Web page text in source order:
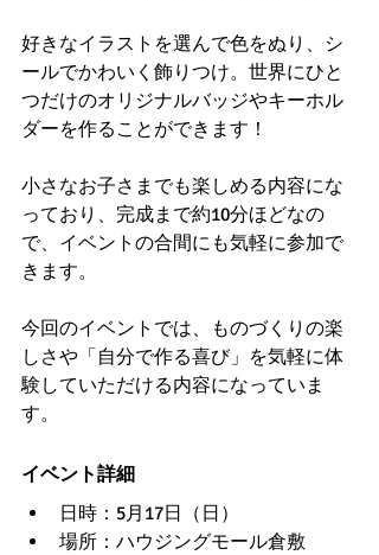
好きなイラストを選んで色をぬり、シ
ールでかわいく飾りつけ。世界にひと
つだけのオリジナルバッジやキーホル
ダーを作ることができます！
小さなお子さまでも楽しめる内容にな
っており、完成まで約10分ほどなの
で、イベントの合間にも気軽に参加で
きます。
今回のイベントでは、ものづくりの楽
しさや「自分で作る喜び」を気軽に体
験していただける内容になっていま
す。
イベント詳細
日時：5月17日（日）
場所：ハウジングモール倉敷